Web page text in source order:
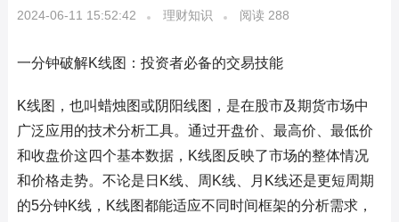
2024-06-11 15:52:42 理财知识 阅读 288
一分钟破解K线图：投资者必备的交易技能
K线图，也叫蜡烛图或阴阳线图，是在股市及期货市场中
广泛应用的技术分析工具。通过开盘价、最高价、最低价
和收盘价这四个基本数据，K线图反映了市场的整体情况
和价格走势。不论是日K线、周K线、月K线还是更短周期
的5分钟K线，K线图都能适应不同时间框架的分析需求，